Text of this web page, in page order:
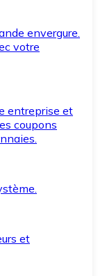
envergure.
votre
entreprise et
coupons
et